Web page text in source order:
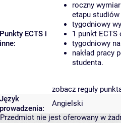
Punkty ECTS i
inne:
roczny
etapu studiów
tygodniowy
1 punkt
tygodniowy
nakład pracy
studenta.
zobacz reguły
Język
prowadzenia:
Angielski
Przedmiot nie jest oferowany w